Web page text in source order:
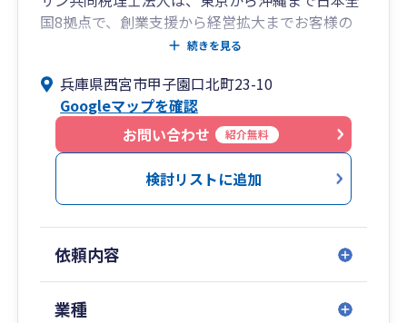
国8拠点で、創業支援から経営拡大までお客様の
あらゆるニーズに対応した幅広いサービスを提供
税務申告、記帳代行のみならず社会保険労務士・
行政書士・司法書士と連携し、創業時の資金調達
支援から、節税財務支援、経理代行、そして経営
拡大、IPO支援までワンストップサービスを提供
山ビル東館15階
・板橋オフィス： 東京都板橋区氷川町26-5 栄ビ
ル1Ｆ
続きを見る
兵庫県西宮市甲子園口北町23-10
Googleマップを確認
お問い合わせ
紹介無料
検討リストに追加
依頼内容
業種